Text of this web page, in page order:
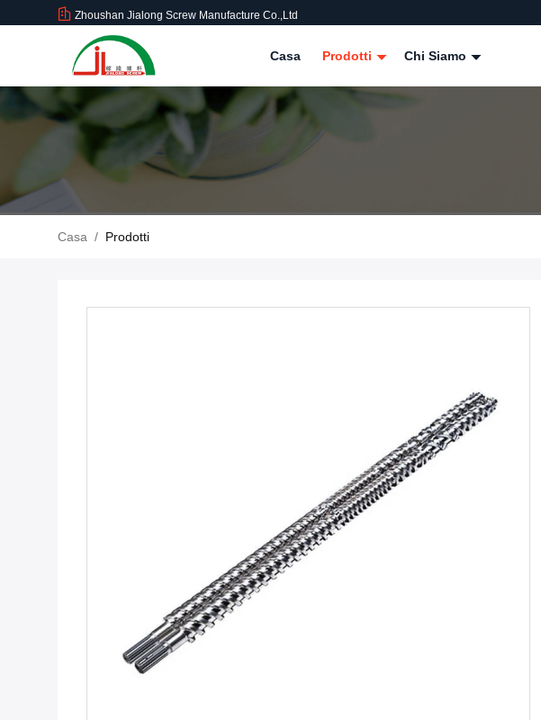
Zhoushan Jialong Screw Manufacture Co.,Ltd
Casa Prodotti Chi Siamo
Casa / Prodotti